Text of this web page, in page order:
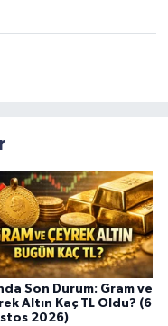
Son Durum: Gram ve
Altın Kaç TL Oldu? (6
2026)